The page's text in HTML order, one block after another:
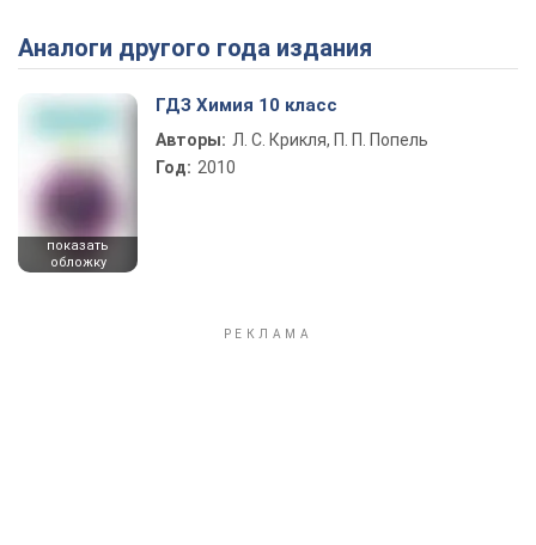
Play Video
Аналоги другого года издания
показать
обложку
ГДЗ Химия 10 класс
Авторы: Л. С. Крикля, П. П. Попель
Год: 2010